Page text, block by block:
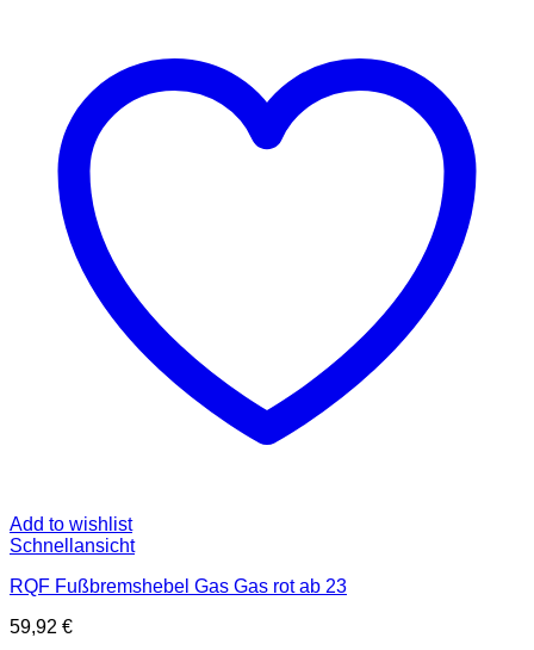
Add to wishlist
Schnellansicht
RQF Fußbremshebel Gas Gas rot ab 23
59,92 €